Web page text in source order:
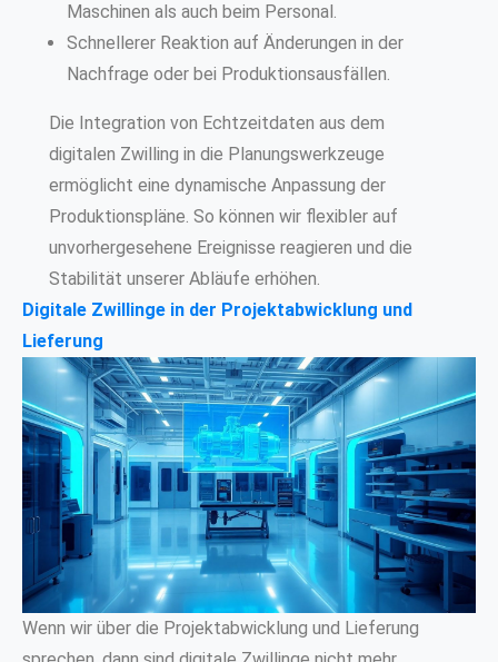
Maschinen als auch beim Personal.
Schnellerer Reaktion auf Änderungen in der
Nachfrage oder bei Produktionsausfällen.
Die Integration von Echtzeitdaten aus dem
digitalen Zwilling in die Planungswerkzeuge
ermöglicht eine dynamische Anpassung der
Produktionspläne. So können wir flexibler auf
unvorhergesehene Ereignisse reagieren und die
Stabilität unserer Abläufe erhöhen.
Digitale Zwillinge in der Projektabwicklung und
Lieferung
Wenn wir über die Projektabwicklung und Lieferung